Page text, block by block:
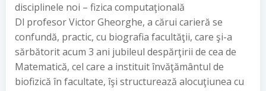
disciplinele noi – fizica computaţională
Dl profesor Victor Gheorghe, a cărui carieră se
confundă, practic, cu biografia facultăţii, care şi-a
sărbătorit acum 3 ani jubileul despărţirii de cea de
Matematică, cel care a instituit învăţământul de
biofizică în facultate, îşi structurează alocuţiunea cu